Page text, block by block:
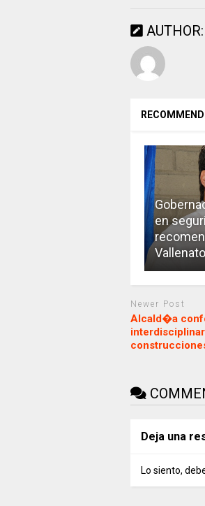
AUTHOR:
en
Vallenato
Newer Post
Alcald�a
Deja una
Lo siento,